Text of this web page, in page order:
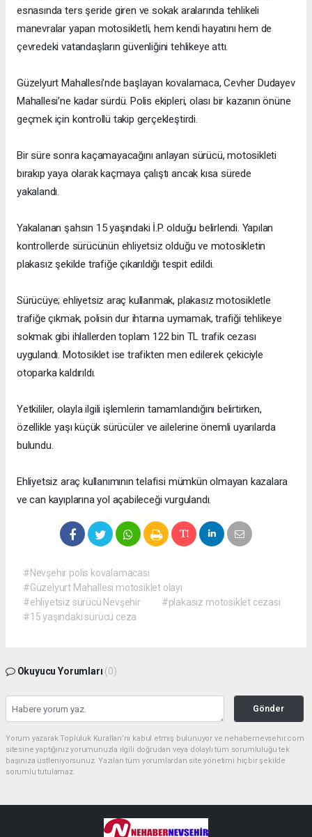
esnasında ters şeride giren ve sokak aralarında tehlikeli
manevralar yapan motosikletli, hem kendi hayatını hem de
çevredeki vatandaşların güvenliğini tehlikeye attı.
Güzelyurt Mahallesi’nde başlayan kovalamaca, Cevher Dudayev
Mahallesi’ne kadar sürdü. Polis ekipleri, olası bir kazanın önüne
geçmek için kontrollü takip gerçekleştirdi.
Bir süre sonra kaçamayacağını anlayan sürücü, motosikleti
bırakıp yaya olarak kaçmaya çalıştı ancak kısa sürede
yakalandı.
Yakalanan şahsın 15 yaşındaki İ.P. olduğu belirlendi. Yapılan
kontrollerde sürücünün ehliyetsiz olduğu ve motosikletin
plakasız şekilde trafiğe çıkarıldığı tespit edildi.
Sürücüye; ehliyetsiz araç kullanmak, plakasız motosikletle
trafiğe çıkmak, polisin dur ihtarına uymamak, trafiği tehlikeye
sokmak gibi ihlallerden toplam 122 bin TL trafik cezası
uygulandı. Motosiklet ise trafikten men edilerek çekiciyle
otoparka kaldırıldı.
Yetkililer, olayla ilgili işlemlerin tamamlandığını belirtirken,
özellikle yaşı küçük sürücüler ve ailelerine önemli uyarılarda
bulundu.
Ehliyetsiz araç kullanımının telafisi mümkün olmayan kazalara
ve can kayıplarına yol açabileceği vurgulandı.
#Nevşehir polis kovalamacası
#Güzelyurt Mahallesi motosiklet olayı
#ehliyetsiz sürücü Nevşehir
#plakasız motosiklet cezası
#15 yaşındaki sürücü ceza
Okuyucu Yorumları (0)
Gönder
Yorum yazarak Topluluk Kuralları’nı kabul etmiş bulunuyor ve nehabernevsehir.com
sitesine yaptığınız yorumunuzla ilgili doğrudan veya dolaylı tüm sorumluluğu tek
başınıza üstleniyorsunuz. Yazılan tüm yorumlardan site yönetimi hiçbir şekilde
sorumlu tutulamaz.